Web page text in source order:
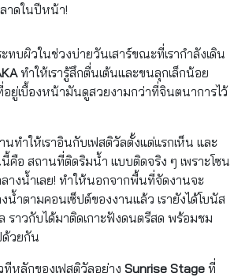
าดในปีหน้า!
ทบผิวในช่วงบ่ายวันเสาร์ขณะที่เรากำลังเดิน
ทำให้เรารู้สึกตื่นเต้นและขนลุกเล็กน้อย
อยู่เบื้องหน้ามันดูสวยงามกว่าที่จินตนาการไว้
นทำให้เราอินกับเฟสติวัลตั้งแต่แรกเห็น และ
คือ สถานที่ติดริมน้ำ แบบติดจริง ๆ เพราะโซน
างน้ำเลย! ทำให้นอกจากพื้นที่จัดงานจะ
น้ำตามคอนเซ็ปต์ของงานแล้ว เรายังได้โบนัส
ราวกับได้มาติดเกาะฟังดนตรีสด พร้อมชม
วยกัน
ทีหลักของเฟสติวัลอย่าง Sunrise Stage ที่